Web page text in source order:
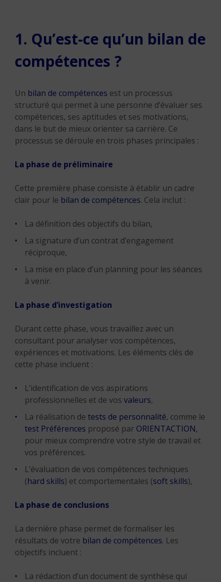
1. Qu’est-ce qu’un bilan de
compétences ?
Un bilan de compétences est un processus
structuré qui permet à une personne d’évaluer ses
compétences, ses aptitudes et ses motivations,
dans le but de mieux orienter sa carrière. Ce
processus se déroule en trois phases principales :
La phase de préliminaire
Cette première phase consiste à établir un cadre
clair pour le bilan de compétences. Cela inclut :
La définition des objectifs du bilan,
La signature d’un contrat d’engagement
réciproque,
La mise en place d’un planning pour les séances
à venir.
La phase d’investigation
Durant cette phase, vous travaillez avec un
consultant pour analyser vos compétences,
expériences et motivations. Les éléments clés de
cette phase incluent :
L’identification de vos aspirations
professionnelles et de vos valeurs,
La réalisation de tests de personnalité, comme le
test Préférences proposé par ORIENTACTION,
pour mieux comprendre votre style de travail et
vos préférences.
L’évaluation de vos compétences techniques
(hard skills) et comportementales (soft skills),
La phase de conclusions
La dernière phase permet de formaliser les
résultats de votre bilan de compétences. Les
objectifs incluent :
La rédaction d’un document de synthèse qui